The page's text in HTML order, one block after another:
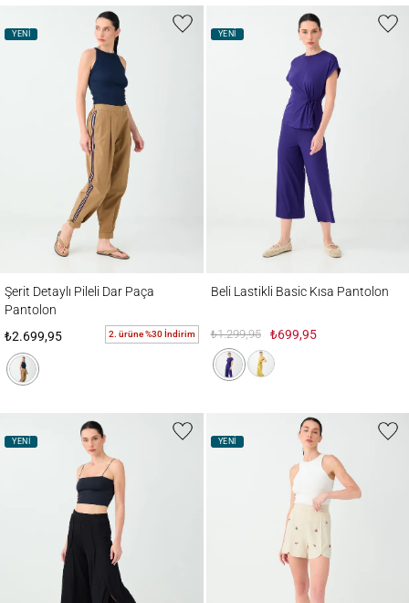
YENİ
Şerit Detaylı Pileli Dar Paça
Pantolon
₺2.699,95
2. ürüne %30 İndirim
YENİ
Beli Lastikli Basic Kısa Pantolon
₺1.299,95 ₺699,95
YENİ YENİ